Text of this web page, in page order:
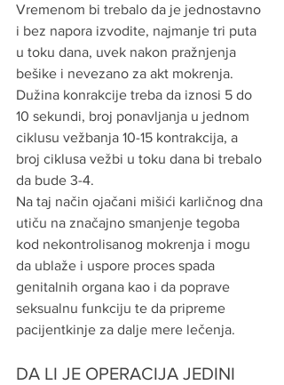
Vremenom bi trebalo da je jednostavno
i bez napora izvodite, najmanje tri puta
u toku dana, uvek nakon pražnjenja
bešike i nevezano za akt mokrenja.
Dužina konrakcije treba da iznosi 5 do
10 sekundi, broj ponavljanja u jednom
ciklusu vežbanja 10-15 kontrakcija, a
broj ciklusa vežbi u toku dana bi trebalo
da bude 3-4.
Na taj način ojačani mišići karličnog dna
utiču na značajno smanjenje tegoba
kod nekontrolisanog mokrenja i mogu
da ublaže i uspore proces spada
genitalnih organa kao i da poprave
seksualnu funkciju te da pripreme
pacijentkinje za dalje mere lečenja.
DA LI JE OPERACIJA JEDINI